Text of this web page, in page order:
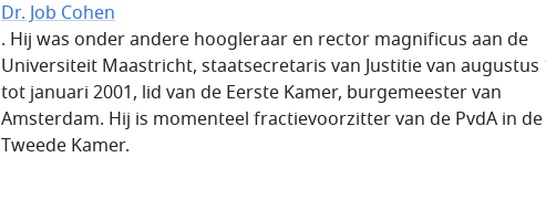
Dr. Job Cohen
. Hij was onder andere hoogleraar en rector magnificus aan de
Universiteit Maastricht, staatsecretaris van Justitie van augustus
tot januari 2001, lid van de Eerste Kamer, burgemeester van
Amsterdam. Hij is momenteel fractievoorzitter van de PvdA in de
Tweede Kamer.